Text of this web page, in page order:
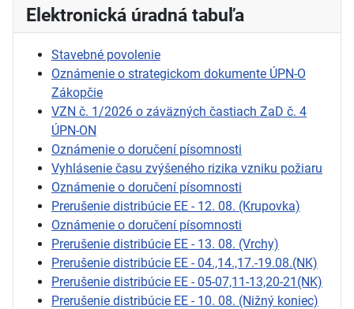
Elektronická úradná tabuľa
Stavebné povolenie
Oznámenie o strategickom dokumente ÚPN-O
Zákopčie
VZN č. 1/2026 o záväzných častiach ZaD č. 4
ÚPN-ON
Oznámenie o doručení písomnosti
Vyhlásenie času zvýšeného rizika vzniku požiaru
Oznámenie o doručení písomnosti
Prerušenie distribúcie EE - 12. 08. (Krupovka)
Oznámenie o doručení písomnosti
Prerušenie distribúcie EE - 13. 08. (Vrchy)
Prerušenie distribúcie EE - 04.,14.,17.-19.08.(NK)
Prerušenie distribúcie EE - 05-07,11-13,20-21(NK)
Prerušenie distribúcie EE - 10. 08. (Nižný koniec)